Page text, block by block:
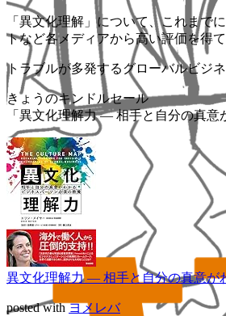
「異文化理解」について、これまで
トなど各メディアから高い評価を得
トラブルが多発するグローバルビジ
きょうのキンドルセール
「異文化理解力 ― 相手と自分の真意
異文化理解力 ― 相手と自分の真意が
posted withヨメレバ